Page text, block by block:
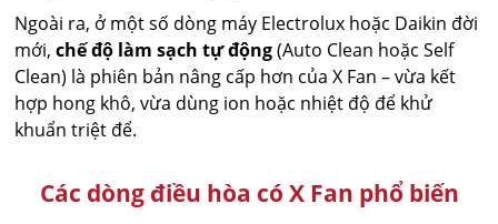
Ngoài ra, ở một số dòng máy Electrolux hoặc Daikin đời
mới,chế độ làm sạch tự động(Auto Clean hoặc Self
Clean) là phiên bản nâng cấp hơn của X Fan – vừa kết
hợp hong khô, vừa dùng ion hoặc nhiệt độ để khử
khuẩn triệt để.
Các dòng điều hòa có X Fan phổ biến